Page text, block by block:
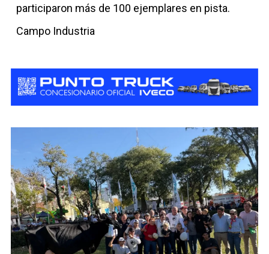
participaron más de 100 ejemplares en pista.
Campo Industria